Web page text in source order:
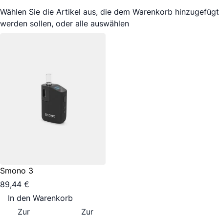
Wählen Sie die Artikel aus, die dem Warenkorb hinzugefügt
werden sollen, oder alle auswählen
Smono 3
89,44 €
In den Warenkorb
Zur
Zur